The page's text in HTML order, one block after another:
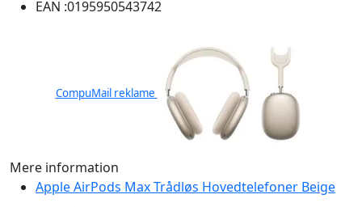
EAN :0195950543742
CompuMail reklame
Mere information
Apple AirPods Max Trådløs Hovedtelefoner Beige